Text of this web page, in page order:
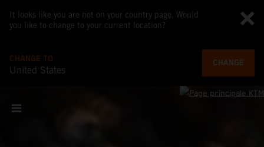
It looks like you are not on your country page. Would
you like to change to your current location?
CHANGE TO
United States
CHANGE